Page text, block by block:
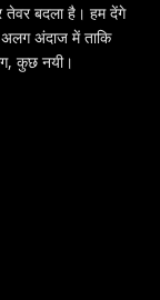
तेवर बदला है। हम देंगे
अंदाज में ताकि
कुछ नयी।